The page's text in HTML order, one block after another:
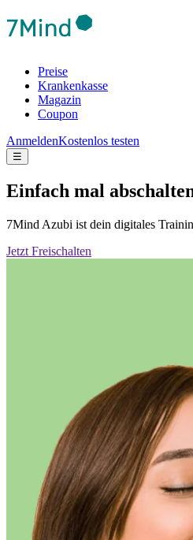
Preise
Krankenkasse
Magazin
Coupon
AnmeldenKostenlos testen
☰
Einfach mal
7Mind Azubi ist dein digitales
Jetzt Freischalten